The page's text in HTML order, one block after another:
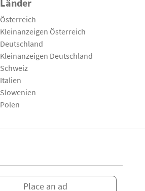
Länder
Österreich
Kleinanzeigen Österreich
Deutschland
Kleinanzeigen Deutschland
Schweiz
Italien
Slowenien
Polen
Place an ad